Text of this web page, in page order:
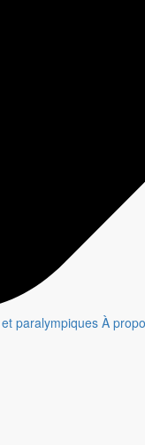
paralympiques À
dans l'écosystème de